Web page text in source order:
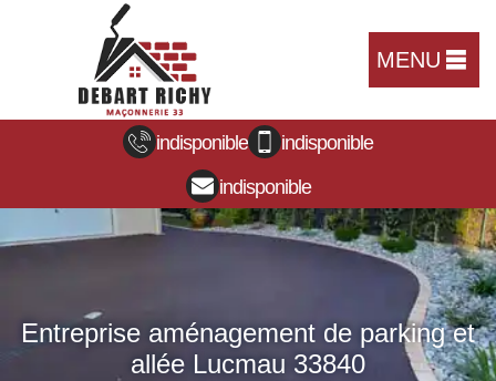
MENU
indisponible
indisponible
indisponible
Entreprise aménagement de parking et
allée Lucmau 33840